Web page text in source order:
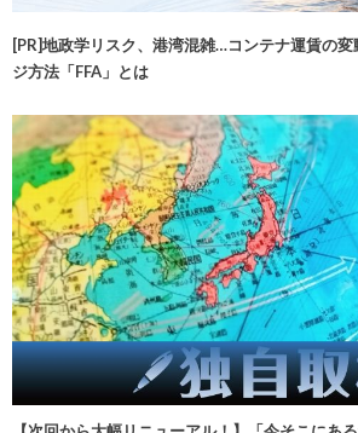
[PR]地政学リスク、港湾混雑…コンテナ運賃の
ジ方法「FFA」とは